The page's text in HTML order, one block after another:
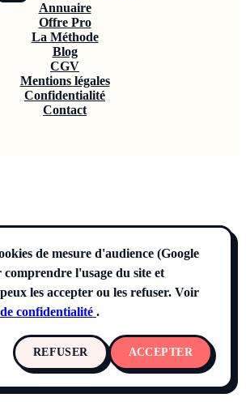
Annuaire
Offre Pro
La Méthode
Blog
CGV
Mentions légales
Confidentialité
Contact
de mesure d'audience (Google
l'usage du site et
les accepter ou les refuser. Voir
confidentialité .
REFUSER ACCEPTER